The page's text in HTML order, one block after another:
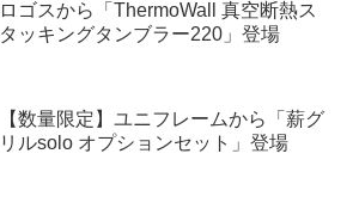
ロゴスから「ThermoWall 真空断熱ス
タッキングタンブラー220」登場
【数量限定】ユニフレームから「薪グ
リルsolo オプションセット」登場